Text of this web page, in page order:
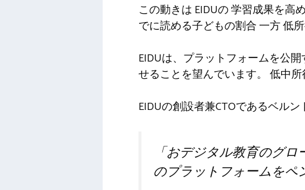
この動きは EIDUの学習成果を高
でに読める子どもの割合一方低
EIDUは、プラットフォームを公
せることを望んでいます。 低中
EIDUの創設者兼CTOであるベル
「おデジタル教育のグロ
のプラットフォームをペ